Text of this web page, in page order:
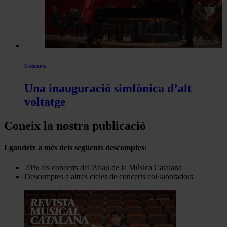
Concerts
Una inauguració simfònica d’alt
voltatge
Coneix la nostra publicació
I gaudeix a més dels següents descomptes:
20% als concerts del Palau de la Música Catalana
Descomptes a altres cicles de concerts col·laboradors